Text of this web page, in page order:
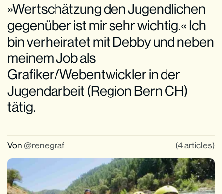
»Wertschätzung den Jugendlichen
gegenüber ist mir sehr wichtig.« Ich
bin verheiratet mit Debby und neben
meinem Job als
Grafiker/Webentwickler in der
Jugendarbeit (Region Bern CH)
tätig.
Von renegraf (4 articles)